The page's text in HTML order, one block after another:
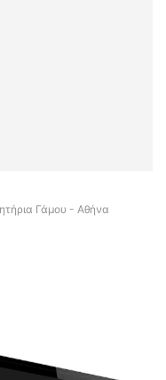
Γάμου - Αθήνα